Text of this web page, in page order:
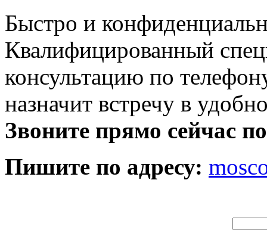
Быстро и
Квалифицированный
консультацию по
назначит встречу в
Звоните прямо сейчас
Пишите по адресу: